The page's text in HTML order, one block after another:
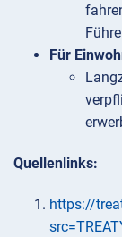
Für
Quellenlinks:
https://